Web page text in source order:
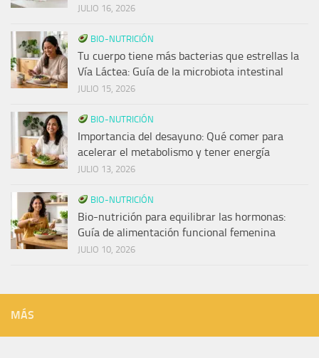
JULIO 16, 2026
BIO-NUTRICIÓN
Tu cuerpo tiene más bacterias que estrellas la
Vía Láctea: Guía de la microbiota intestinal
JULIO 15, 2026
BIO-NUTRICIÓN
Importancia del desayuno: Qué comer para
acelerar el metabolismo y tener energía
JULIO 13, 2026
BIO-NUTRICIÓN
Bio-nutrición para equilibrar las hormonas:
Guía de alimentación funcional femenina
JULIO 10, 2026
MÁS